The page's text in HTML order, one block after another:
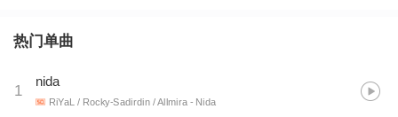
热门单曲
1
nida
RiYaL / Rocky-Sadirdin / Allmira - Nida